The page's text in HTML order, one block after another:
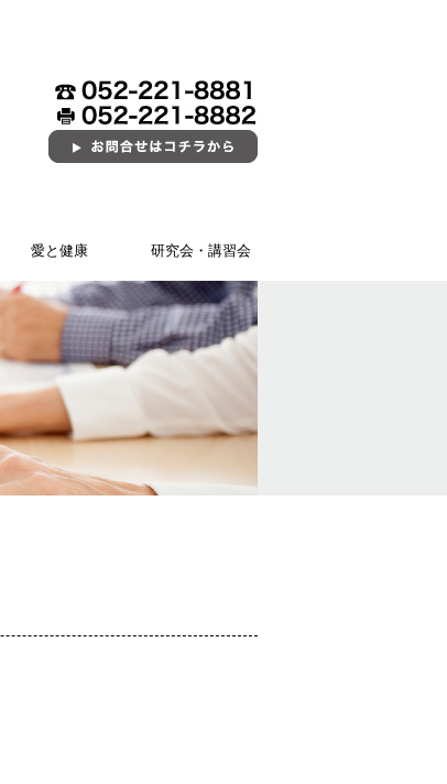
愛と健康 研究会・講習会